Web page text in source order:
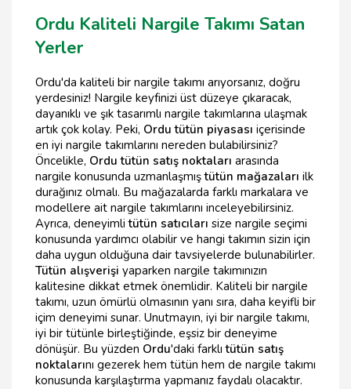
Ordu Kaliteli Nargile Takımı Satan
Yerler
Ordu'da kaliteli bir nargile takımı arıyorsanız, doğru
yerdesiniz! Nargile keyfinizi üst düzeye çıkaracak,
dayanıklı ve şık tasarımlı nargile takımlarına ulaşmak
artık çok kolay. Peki, Ordu tütün piyasası içerisinde
en iyi nargile takımlarını nereden bulabilirsiniz?
Öncelikle, Ordu tütün satış noktaları arasında
nargile konusunda uzmanlaşmıştütün mağazaları ilk
durağınız olmalı. Bu mağazalarda farklı markalara ve
modellere ait nargile takımlarını inceleyebilirsiniz.
Ayrıca, deneyimlitütün satıcıları size nargile seçimi
konusunda yardımcı olabilir ve hangi takımın sizin için
daha uygun olduğuna dair tavsiyelerde bulunabilirler.
Tütün alışverişi yaparken nargile takımınızın
kalitesine dikkat etmek önemlidir. Kaliteli bir nargile
takımı, uzun ömürlü olmasının yanı sıra, daha keyifli bir
içim deneyimi sunar. Unutmayın, iyi bir nargile takımı,
iyi bir tütünle birleştiğinde, eşsiz bir deneyime
dönüşür. Bu yüzden Ordu'daki farklıtütün satış
noktalarını gezerek hem tütün hem de nargile takımı
konusunda karşılaştırma yapmanız faydalı olacaktır.